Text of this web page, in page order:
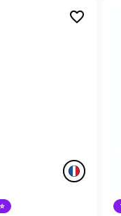
favorite_border